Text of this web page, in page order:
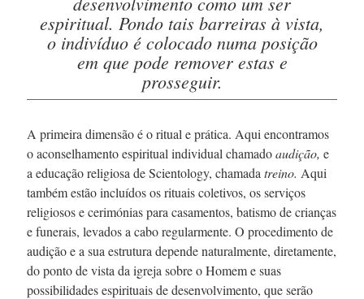
espiritual. Pondo tais barreiras à vista,
o indivíduo é colocado numa posição
em que pode remover estas e
prosseguir.
A primeira dimensão é o ritual e prática. Aqui encontramos
o aconselhamento espiritual individual chamadoaudição, e
a educação religiosa de Scientology, chamada treino. Aqui
também estão incluídos os rituais coletivos, os serviços
religiosos e cerimónias para casamentos, batismo de crianças
e funerais, levados a cabo regularmente. O procedimento de
audição e a sua estrutura depende naturalmente, diretamente,
do ponto de vista da igreja sobre o Homem e suas
possibilidades espirituais de desenvolvimento, que serão